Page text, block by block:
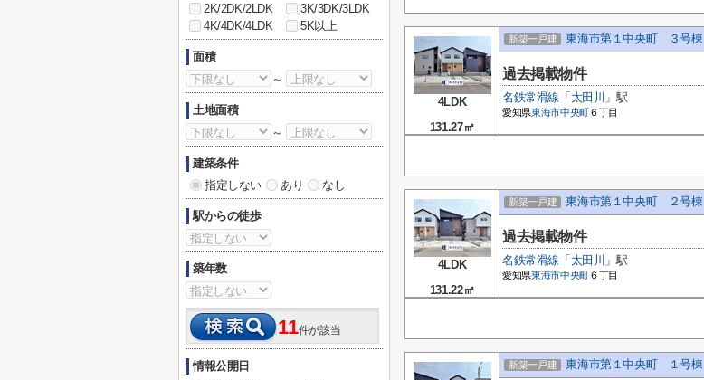
4LDK
131.27㎡
新築一戸建 東海市第１中央町 ３号棟
過去掲載物件
名鉄常滑線 「 太田川 」駅
愛知県東海市中央町 ６丁目
4LDK
131.22㎡
新築一戸建 東海市第１中央町 ２号棟
過去掲載物件
名鉄常滑線 「 太田川 」駅
愛知県東海市中央町 ６丁目
新築一戸建 東海市第１中央町 １号棟
2K/2DK/2LDK
3K/3DK/3LDK
4K/4DK/4LDK
5K以上
面積
～
土地面積
～
建築条件
指定しない
あり なし
駅からの徒歩
築年数
11件が該当
情報公開日